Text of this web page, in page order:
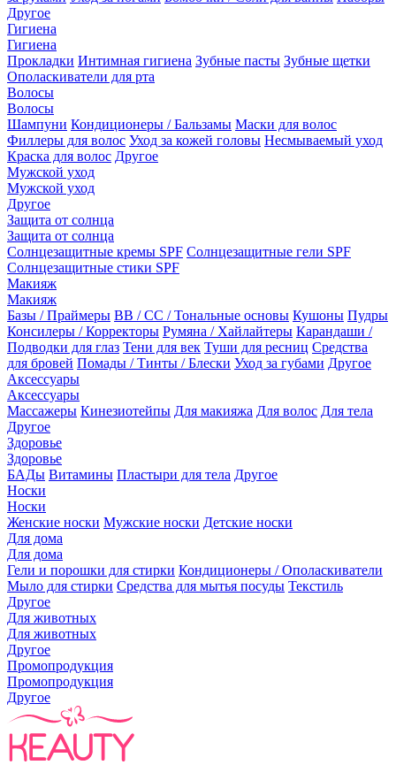
Другое
Гигиена
Гигиена
Прокладки Интимная гигиена Зубные пасты Зубные щетки
Ополаскиватели для рта
Волосы
Волосы
Шампуни Кондиционеры / Бальзамы Маски для волос
Филлеры для волос Уход за кожей головы Несмываемый уход
Краска для волос Другое
Мужской уход
Мужской уход
Другое
Защита от солнца
Защита от солнца
Солнцезащитные кремы SPF Солнцезащитные гели SPF
Солнцезащитные стики SPF
Макияж
Макияж
Базы / Праймеры BB / CC / Тональные основы Кушоны Пудры
Консилеры / Корректоры Румяна / Хайлайтеры Карандаши /
Подводки для глаз Тени для век Туши для ресниц Средства
для бровей Помады / Тинты / Блески Уход за губами Другое
Аксессуары
Аксессуары
Массажеры Кинезиотейпы Для макияжа Для волос Для тела
Другое
Здоровье
Здоровье
БАДы Витамины Пластыри для тела Другое
Носки
Носки
Женские носки Мужские носки Детские носки
Для дома
Для дома
Гели и порошки для стирки Кондиционеры / Ополаскиватели
Мыло для стирки Средства для мытья посуды Текстиль
Другое
Для животных
Для животных
Другое
Промопродукция
Промопродукция
Другое